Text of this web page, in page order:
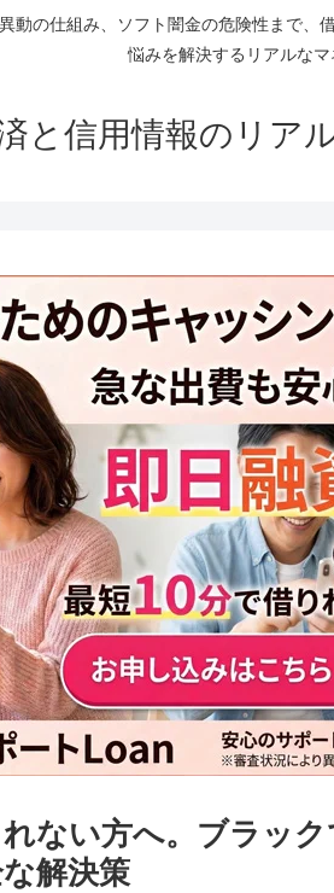
動の仕組み、ソフト闇金の危険性まで
悩みを解決するリアルなマ
と信用情報のリア
ない方へ。ブラッ
解決策